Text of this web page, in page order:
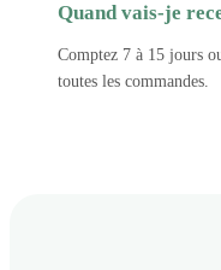
Quand vais-je
Comptez 7 à 15 jours
toutes les commandes.